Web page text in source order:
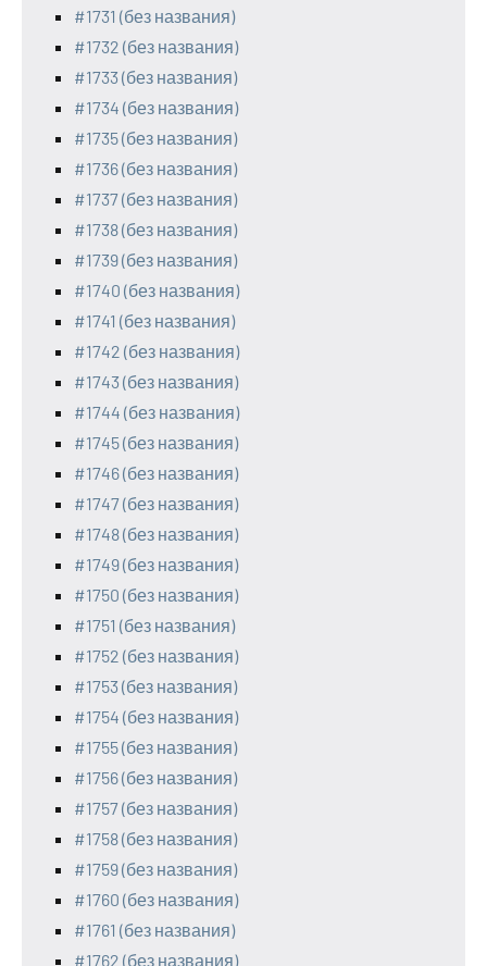
#1731 (без названия)
#1732 (без названия)
#1733 (без названия)
#1734 (без названия)
#1735 (без названия)
#1736 (без названия)
#1737 (без названия)
#1738 (без названия)
#1739 (без названия)
#1740 (без названия)
#1741 (без названия)
#1742 (без названия)
#1743 (без названия)
#1744 (без названия)
#1745 (без названия)
#1746 (без названия)
#1747 (без названия)
#1748 (без названия)
#1749 (без названия)
#1750 (без названия)
#1751 (без названия)
#1752 (без названия)
#1753 (без названия)
#1754 (без названия)
#1755 (без названия)
#1756 (без названия)
#1757 (без названия)
#1758 (без названия)
#1759 (без названия)
#1760 (без названия)
#1761 (без названия)
#1762 (без названия)